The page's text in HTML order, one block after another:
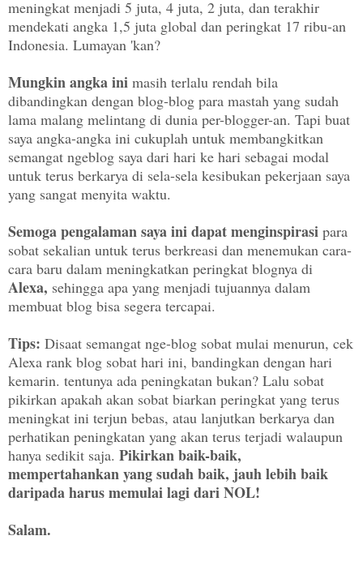
meningkat menjadi 5 juta, 4 juta, 2 juta, dan terakhir
mendekati angka 1,5 juta global dan peringkat 17 ribu-an
Indonesia. Lumayan 'kan?
Mungkin angka ini masih terlalu rendah bila
dibandingkan dengan blog-blog para mastah yang sudah
lama malang melintang di dunia per-blogger-an. Tapi buat
saya angka-angka ini cukuplah untuk membangkitkan
semangat ngeblog saya dari hari ke hari sebagai modal
untuk terus berkarya di sela-sela kesibukan pekerjaan saya
yang sangat menyita waktu.
Semoga pengalaman saya ini dapat menginspirasi para
sobat sekalian untuk terus berkreasi dan menemukan cara-
cara baru dalam meningkatkan peringkat blognya di
Alexa, sehingga apa yang menjadi tujuannya dalam
membuat blog bisa segera tercapai.
Tips: Disaat semangat nge-blog sobat mulai menurun, cek
Alexa rank blog sobat hari ini, bandingkan dengan hari
kemarin. tentunya ada peningkatan bukan? Lalu sobat
pikirkan apakah akan sobat biarkan peringkat yang terus
meningkat ini terjun bebas, atau lanjutkan berkarya dan
perhatikan peningkatan yang akan terus terjadi walaupun
hanya sedikit saja. Pikirkan baik-baik,
mempertahankan yang sudah baik, jauh lebih baik
daripada harus memulai lagi dari NOL!
Salam.